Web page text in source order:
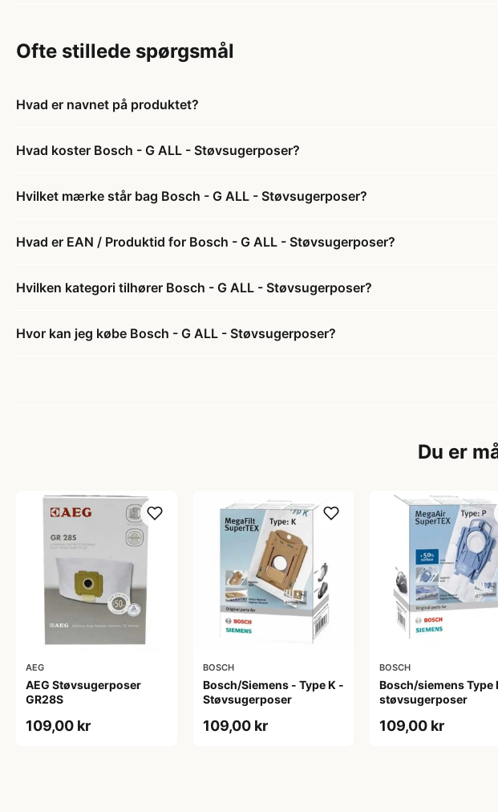
Ofte stillede spørgsmål
Hvad er navnet på produktet?
Hvad koster Bosch - G ALL - Støvsugerposer?
Hvilket mærke står bag Bosch - G ALL - Støvsugerposer?
Hvad er EAN / Produktid for Bosch - G ALL - Støvsugerposer?
Hvilken kategori tilhører Bosch - G ALL - Støvsugerposer?
Hvor kan jeg købe Bosch - G ALL - Støvsugerposer?
Du er
AEG
AEG Støvsugerposer
GR28S
109,00 kr
BOSCH
Bosch/Siemens - Type K -
Støvsugerposer
109,00 kr
BOSCH
Bosch/siemens Type
støvsugerposer
109,00 kr